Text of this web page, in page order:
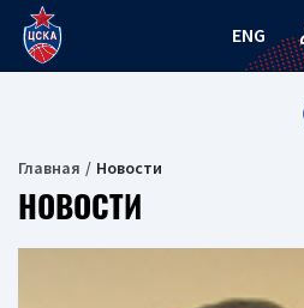
ENG
Главная Новости
НОВОСТИ